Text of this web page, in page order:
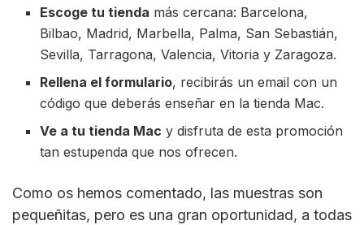
Escoge tu tienda más cercana: Barcelona,
Bilbao, Madrid, Marbella, Palma, San Sebastián,
Sevilla, Tarragona, Valencia, Vitoria y Zaragoza.
Rellena el formulario, recibirás un email con un
código que deberás enseñar en la tienda Mac.
Ve a tu tienda Mac y disfruta de esta promoción
tan estupenda que nos ofrecen.
Como os hemos comentado, las muestras son
pequeñitas, pero es una gran oportunidad, a todas